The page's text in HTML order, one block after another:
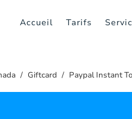
Accueil Tarifs
Giftcard Paypal Instant